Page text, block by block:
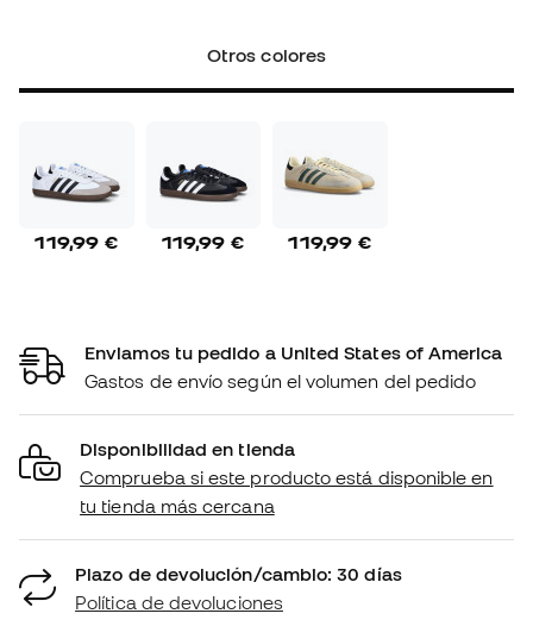
Otros colores
119,99 € 119,99 € 119,99 €
Enviamos tu pedido a United States of America
Gastos de envío según el volumen del pedido
Disponibilidad en tienda
Comprueba si este producto está disponible en
tu tienda más cercana
Plazo de devolución/cambio: 30 días
Política de devoluciones